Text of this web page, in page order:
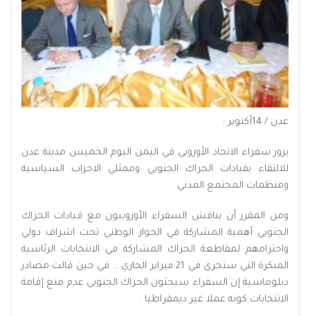
عدن / 14أكتوبر :
يزور سفراء الاتحاد الأوروبي في اليمن اليوم الخميس مدينة عدن
للالتقاء بقيادات الحراك الجنوبي وممثلي الاحزاب السياسية
ومنظمات المجتمع المدني .
ومن المقرر أن يناقش السفراء الأوروبيون مع قيادات الحراك
الجنوبي أهمية المشاركة في الحوار الوطني تحت اشراف دولي
واحترامهم لمقاطعة الحراك المشاركة في الانتخابات الرئاسية
المبكرة التي ستجرى في 21 فبراير الجاري .. في حين قالت مصادر
دبلوماسية إن السفراء سيحثون الحراك الجنوبي عدم منع إقامة
الانتخابات كونه عملا غير ديمقراطيا .